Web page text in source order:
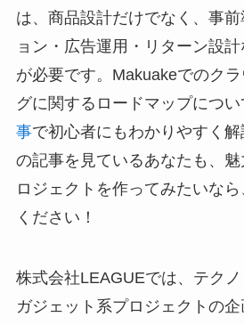
は、商品設計だけでなく、事
ョン・広告運用・リターン設
が必要です。Makuakeでのク
グに関するロードマップについ
事で初心者にもわかりやすく
の記事を見ているあなたも、
ロジェクトを作ってみたいな
ください！
株式会社LEAGUEでは、テク
ガジェット系プロジェクトの